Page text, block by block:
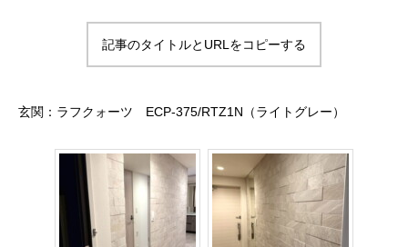
記事のタイトルとURLをコピーする
玄関：ラフクォーツ ECP-375/RTZ1N（ライトグレー）